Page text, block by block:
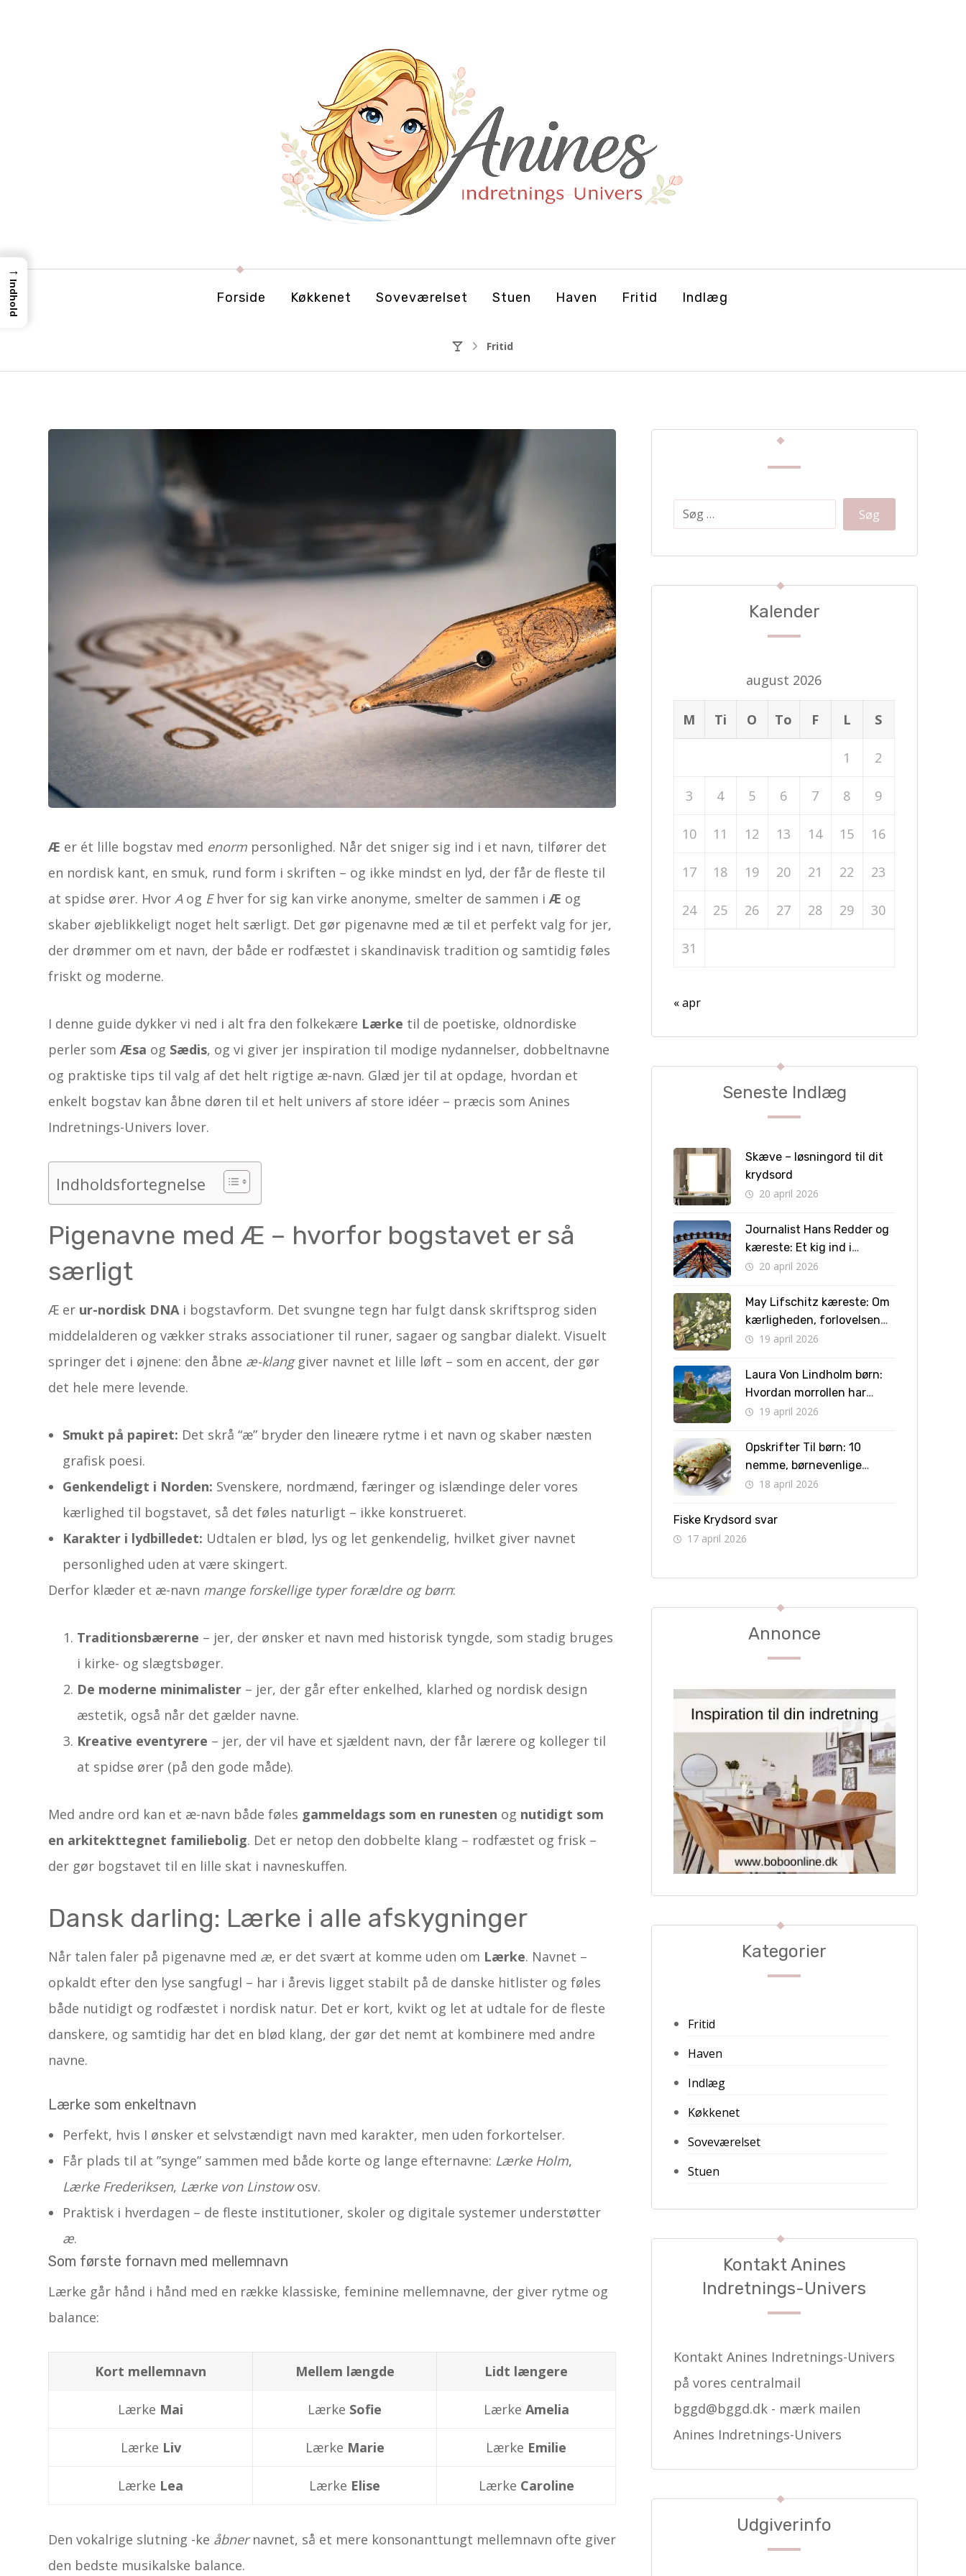
Forside Køkkenet Soveværelset Stuen Haven Fritid Indlæg
Fritid
Æ er ét lille bogstav med enorm personlighed. Når det sniger sig ind i et navn, tilfører det
en nordisk kant, en smuk, rund form i skriften – og ikke mindst en lyd, der får de fleste til
at spidse ører. Hvor Aog Ehver for sig kan virke anonyme, smelter de sammen iÆ og
skaber øjeblikkeligt noget helt særligt. Det gør pigenavne med æ til et perfekt valg for jer,
der drømmer om et navn, der både er rodfæstet i skandinavisk tradition og samtidig føles
friskt og moderne.
I denne guide dykker vi ned i alt fra den folkekære Lærke til de poetiske, oldnordiske
perler somÆsa og Sædis, og vi giver jer inspiration til modige nydannelser, dobbeltnavne
og praktiske tips til valg af det helt rigtige æ-navn. Glæd jer til at opdage, hvordan et
enkelt bogstav kan åbne døren til et helt univers af store idéer – præcis som Anines
Indretnings-Univers lover.
Indholdsfortegnelse
Pigenavne med Æ – hvorfor bogstavet er så
særligt
Æ er ur-nordisk DNA i bogstavform. Det svungne tegn har fulgt dansk skriftsprog siden
middelalderen og vækker straks associationer til runer, sagaer og sangbar dialekt. Visuelt
springer det i øjnene: den åbne æ-klanggiver navnet et lille løft – som en accent, der gør
det hele mere levende.
Smukt på papiret: Det skrå “æ” bryder den lineære rytme i et navn og skaber næsten
grafisk poesi.
Genkendeligt i Norden: Svenskere, nordmænd, færinger og islændinge deler vores
kærlighed til bogstavet, så det føles naturligt – ikke konstrueret.
Karakter i lydbilledet: Udtalen er blød, lys og let genkendelig, hvilket giver navnet
personlighed uden at være skingert.
Derfor klæder et æ-navn mange forskellige typer forældre og børn:
Traditionsbærerne – jer, der ønsker et navn med historisk tyngde, som stadig bruges
i kirke- og slægtsbøger.
De moderne minimalister – jer, der går efter enkelhed, klarhed og nordisk design
æstetik, også når det gælder navne.
Kreative eventyrere – jer, der vil have et sjældent navn, der får lærere og kolleger til
at spidse ører (på den gode måde).
Med andre ord kan et æ-navn både føles gammeldags som en runesten og nutidigt som
en arkitekttegnet familiebolig. Det er netop den dobbelte klang – rodfæstet og frisk –
der gør bogstavet til en lille skat i navneskuffen.
Dansk darling: Lærke i alle afskygninger
Når talen faler på pigenavne med æ, er det svært at komme uden om Lærke. Navnet –
opkaldt efter den lyse sangfugl – har i årevis ligget stabilt på de danske hitlister og føles
både nutidigt og rodfæstet i nordisk natur. Det er kort, kvikt og let at udtale for de fleste
danskere, og samtidig har det en blød klang, der gør det nemt at kombinere med andre
navne.
Lærke som enkeltnavn
Perfekt, hvis I ønsker et selvstændigt navn med karakter, men uden forkortelser.
Får plads til at ”synge” sammen med både korte og lange efternavne: Lærke Holm,
Lærke Frederiksen, Lærke von Linstowosv.
Praktisk i hverdagen – de fleste institutioner, skoler og digitale systemer understøtter
æ.
Som første fornavn med mellemnavn
Lærke går hånd i hånd med en række klassiske, feminine mellemnavne, der giver rytme og
balance:
Kort mellemnavn Mellem længde Lidt længere
Lærke Mai Lærke Sofie Lærke Amelia
Lærke Liv Lærke Marie Lærke Emilie
Lærke Lea Lærke Elise Lærke Caroline
Den vokalrige slutning -ke åbnernavnet, så et mere konsonanttungt mellemnavn ofte giver
den bedste musikalske balance.
Kalender
august 2026
M Ti O To F L S
1 2
3 4 5 6 7 8 9
10 11 12 13 14 15 16
17 18 19 20 21 22 23
24 25 26 27 28 29 30
31
« apr
Seneste Indlæg
Skæve – løsningord til dit
krydsord
20 april 2026
Journalist Hans Redder og
kæreste: Et kig ind i
privatlivet bag skærmen
20 april 2026
May Lifschitz kæreste: Om
kærligheden, forlovelsen
og vejen til bryllup
19 april 2026
Laura Von Lindholm børn:
Hvordan morrollen har
formet hendes liv
19 april 2026
Opskrifter Til børn: 10
nemme, børnevenlige
retter børn kan lave selv
18 april 2026
Fiske Krydsord svar
17 april 2026
Annonce
Kategorier
Fritid
Haven
Indlæg
Køkkenet
Soveværelset
Stuen
Kontakt Anines
Indretnings-Univers
Kontakt Anines Indretnings-Univers
på vores centralmail
bggd@bggd.dk- mærk mailen
Anines Indretnings-Univers
Udgiverinfo
→
Indhold